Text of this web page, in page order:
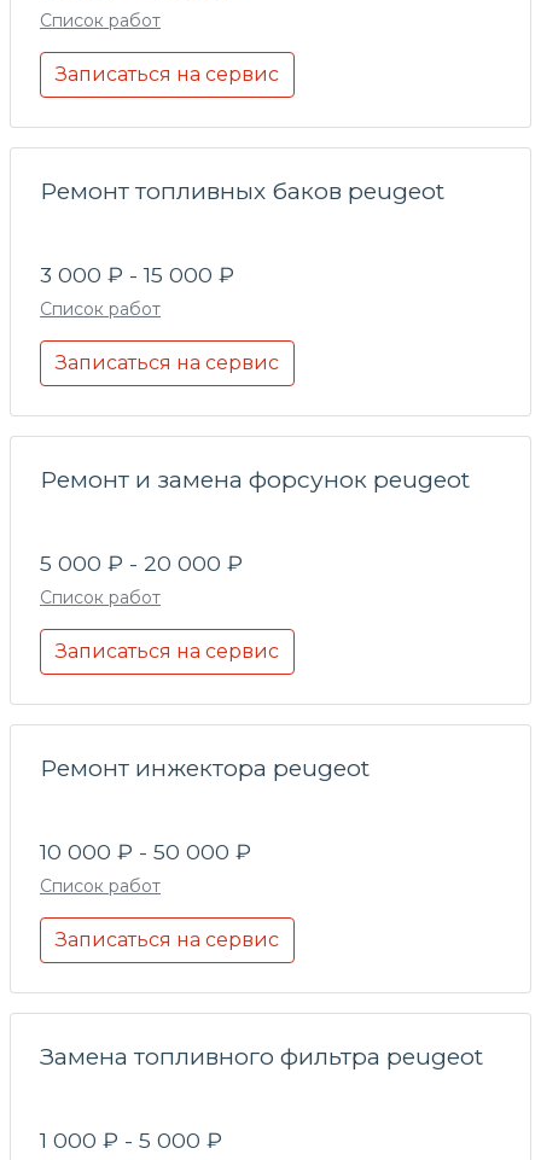
Список работ
Записаться на сервис
Ремонт топливных баков peugeot
3 000 ₽ - 15 000 ₽
Список работ
Записаться на сервис
Ремонт и замена форсунок peugeot
5 000 ₽ - 20 000 ₽
Список работ
Записаться на сервис
Ремонт инжектора peugeot
10 000 ₽ - 50 000 ₽
Список работ
Записаться на сервис
Замена топливного фильтра peugeot
1 000 ₽ - 5 000 ₽